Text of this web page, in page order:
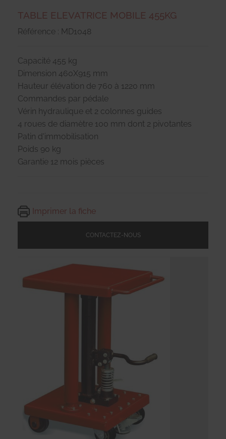
TABLE ELEVATRICE MOBILE 455KG
Référence : MD1048
Capacité 455 kg
Dimension 460X915 mm
Hauteur élévation de 760 à 1220 mm
Commandes par pédale
Vérin hydraulique et 2 colonnes guides
4 roues de diamètre 100 mm dont 2 pivotantes
Patin d'immobilisation
Poids 90 kg
Garantie 12 mois pièces
Imprimer la fiche
CONTACTEZ-NOUS